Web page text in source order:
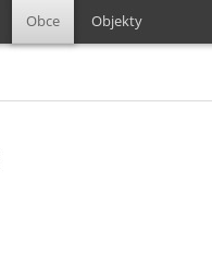
Obce Objekty